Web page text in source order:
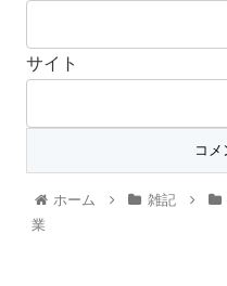
サイト
ホーム 雑記
業